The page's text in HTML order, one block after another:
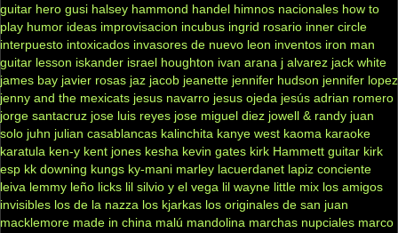
guitar hero gusi halsey hammond handel himnos nacionales how to
play humor ideas improvisacion incubus ingrid rosario inner circle
interpuesto intoxicados invasores de nuevo leon inventos iron man
guitar lesson iskander israel houghton ivan arana j alvarez jack white
james bay javier rosas jaz jacob jeanette jennifer hudson jennifer lopez
jenny and the mexicats jesus navarro jesus ojeda jesús adrian romero
jorge santacruz jose luis reyes jose miguel diez jowell & randy juan
solo juhn julian casablancas kalinchita kanye west kaoma karaoke
karatula ken-y kent jones kesha kevin gates kirk Hammett guitar kirk
esp kk downing kungs ky-mani marley lacuerdanet lapiz conciente
leiva lemmy leño licks lil silvio y el vega lil wayne little mix los amigos
invisibles los de la nazza los kjarkas los originales de san juan
macklemore made in china malú mandolina marchas nupciales marco